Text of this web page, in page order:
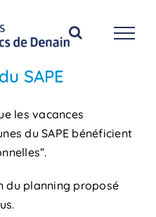
SAPE
les vacances
du SAPE bénéficient
du planning proposé